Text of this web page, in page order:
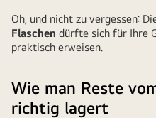
Oh, und nicht zu vergessen:
Flaschen dürfte sich für Ihre
praktisch erweisen.
Wie man Reste
richtig lagert